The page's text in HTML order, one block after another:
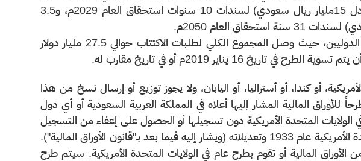
شريحتين كما يلي: 4 مليارات دولار امريكي (ما يعادل 15مليار ريال سعودي) لسندات 10 سنوات استحقاق العام 2029م، و3.5
وشهد هذا الطرح إقبالاً كبيراً من قبل المستثمرين الدوليين، حيث وصل المجموع الكلي لطلبات الاكتتاب حوالي 27.5 مليار دولار
أو كندا، أو أستراليا، أو اليابان، ولا يجوز توزيع أو إرسال نسخ من هذا
للأوراق المالية المشار إليها أعلاه في المملكة العربية السعودية أو أي دول
في الولايات المتحدة الأمريكية دون تسجيلها أو الحصول على إعفاء من التسجيل
وفقاً لقانون الأوراق المالية الصادر في الولايات المتحدة الأمريكية عام 1933 وتعديلاته (ويشار إليه فيما بعد بـ"قانون الأوراق المالية").
المالية أو تقوم بطرح عام في الولايات المتحدة الأمريكية. سيتم طرح